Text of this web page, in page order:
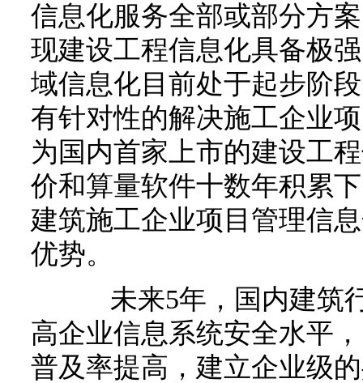
信息化服务全部或部分方
现建设工程信息化具备极
域信息化目前处于起步阶
有针对性的解决施工企业
为国内首家上市的建设工
价和算量软件十数年积累
建筑施工企业项目管理信
优势。
未来5年，国内建筑行
高企业信息系统安全水平
普及率提高，建立企业级